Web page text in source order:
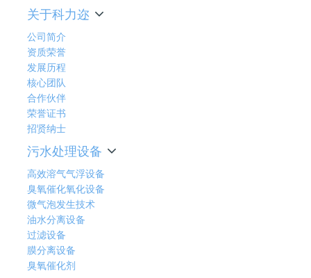
关于科力迩
公司简介
资质荣誉
发展历程
核心团队
合作伙伴
荣誉证书
招贤纳士
污水处理设备
高效溶气气浮设备
臭氧催化氧化设备
微气泡发生技术
油水分离设备
过滤设备
膜分离设备
臭氧催化剂